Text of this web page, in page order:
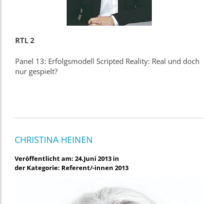
RTL 2
Panel 13: Erfolgsmodell Scripted Reality: Real und doch
nur gespielt?
CHRISTINA HEINEN
Veröffentlicht am: 24.Juni 2013 in
der Kategorie: Referent/-innen 2013